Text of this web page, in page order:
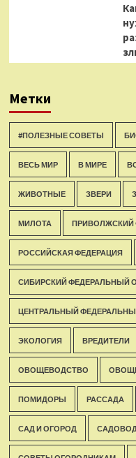
Метки
#ПОЛЕЗНЫЕ СОВЕТЫ
ВЕСЬ МИР В МИРЕ
ЖИВОТНЫЕ ЗВЕРИ
МИЛОТА ПРИВОЛЖСКИЙ
РОССИЙСКАЯ ФЕДЕРАЦИЯ
СИБИРСКИЙ ФЕДЕРАЛЬНЫЙ
ЦЕНТРАЛЬНЫЙ
ЭКОЛОГИЯ ВРЕДИТЕЛИ
ОВОЩЕВОДСТВО
ПОМИДОРЫ РАССАДА
САД И ОГОРОД